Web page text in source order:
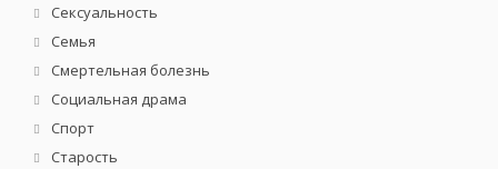
Сексуальность
Семья
Смертельная болезнь
Социальная драма
Спорт
Старость